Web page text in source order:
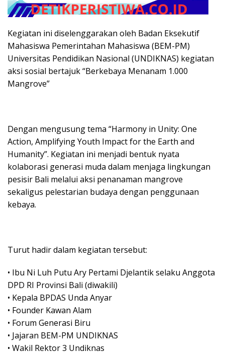
Kegiatan ini diselenggarakan oleh Badan Eksekutif
Mahasiswa Pemerintahan Mahasiswa (BEM-PM)
Universitas Pendidikan Nasional (UNDIKNAS) kegiatan
aksi sosial bertajuk “Berkebaya Menanam 1.000
Mangrove”
Dengan mengusung tema “Harmony in Unity: One
Action, Amplifying Youth Impact for the Earth and
Humanity”. Kegiatan ini menjadi bentuk nyata
kolaborasi generasi muda dalam menjaga lingkungan
pesisir Bali melalui aksi penanaman mangrove
sekaligus pelestarian budaya dengan penggunaan
kebaya.
Turut hadir dalam kegiatan tersebut:
• Ibu Ni Luh Putu Ary Pertami Djelantik selaku Anggota
DPD RI Provinsi Bali (diwakili)
• Kepala BPDAS Unda Anyar
• Founder Kawan Alam
• Forum Generasi Biru
• Jajaran BEM-PM UNDIKNAS
• Wakil Rektor 3 Undiknas